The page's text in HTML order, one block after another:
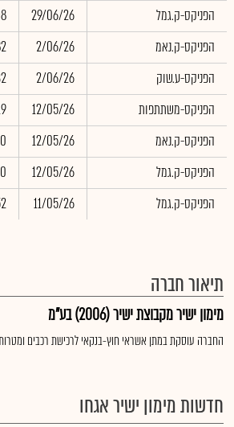
הפניקס-ק.גמל
29/06/26
הפניקס-ק.נאמ
2/06/26
הפניקס-ע.שוק
2/06/26
הפניקס-משתתפות
12/05/26
הפניקס-ק.נאמ
12/05/26
הפניקס-ק.גמל
12/05/26
הפניקס-ק.גמל
11/05/26
תיאור חברה
מימון ישיר מקבוצת ישיר (2006) בע"מ
החברה עוסקת במתן אשראי חוץ-בנקאי לרכישת רכבים
חדשות מימון ישיר אגחו